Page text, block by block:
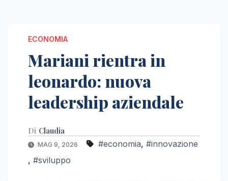
ECONOMIA
Mariani rientra in
leonardo: nuova
leadership aziendale
Di Claudia
MAG 9, 2026 #economia, #innovazione
, #sviluppo